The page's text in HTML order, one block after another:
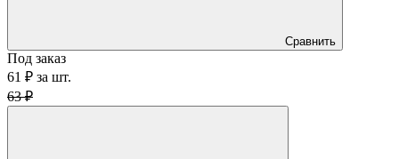
Сравнить
Под заказ
61 ₽ за шт.
63 ₽